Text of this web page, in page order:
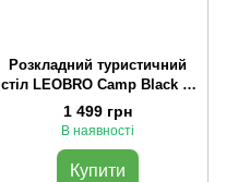
Розкладний туристичний
стіл LEOBRO Camp Black M
(LB-1066)
1 499 грн
В наявності
Купити